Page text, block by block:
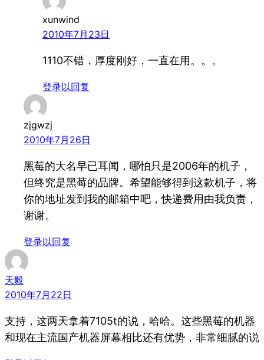
xunwind
2010年7月23日
1110不错，厚度刚好，一直在用。。。
登录以回复
zjgwzj
2010年7月26日
黑莓的大名早已耳闻，哪怕只是2006年的机子，
但终究是黑莓的品牌。希望能够得到这款机子，将
你的地址发到我的邮箱中吧，快递费用由我负责，
谢谢。
登录以回复
天毅
2010年7月22日
支持，这两天拿着7105t的说，哈哈。这些黑莓的机器
和现在主流国产机器屏幕相比还有优势，非常细腻的说